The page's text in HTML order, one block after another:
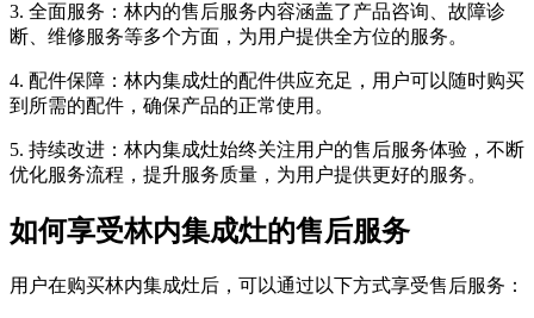
3. 全面服务：林内的售后服务内容涵盖了产品咨询、故障诊
断、维修服务等多个方面，为用户提供全方位的服务。
4. 配件保障：林内集成灶的配件供应充足，用户可以随时购买
到所需的配件，确保产品的正常使用。
5. 持续改进：林内集成灶始终关注用户的售后服务体验，不断
优化服务流程，提升服务质量，为用户提供更好的服务。
如何享受林内集成灶的售后服务
用户在购买林内集成灶后，可以通过以下方式享受售后服务：